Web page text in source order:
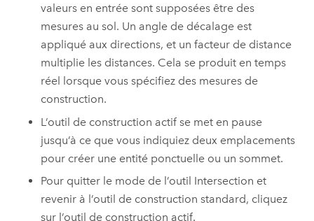
valeurs en entrée sont supposées être des
mesures au sol. Un angle de décalage est
appliqué aux directions, et un facteur de distance
multiplie les distances. Cela se produit en temps
réel lorsque vous spécifiez des mesures de
construction.
L’outil de construction actif se met en pause
jusqu’à ce que vous indiquiez deux emplacements
pour créer une entité ponctuelle ou un sommet.
Pour quitter le mode de l’outil Intersection et
revenir à l’outil de construction standard, cliquez
sur l’outil de construction actif.